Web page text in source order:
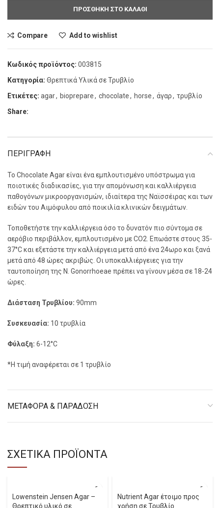
ΠΡΟΣΘΗΚΗ ΣΤΟ ΚΑΛΑΘΙ
Compare Add to wishlist
Κωδικός προϊόντος: 003815
Κατηγορία: Θρεπτικά Υλικά σε Τρυβλίο
Ετικέτες: agar, bioprepare, chocolate, horse, άγαρ, τρυβλίο
Share:
ΠΕΡΙΓΡΑΦΗ
Το Chocolate Agar είναι ένα εμπλουτισμένο υπόστρωμα για
ποιοτικές διαδικασίες, για την απομόνωση και καλλιέργεια
παθογόνων μικροοργανισμών, ιδιαίτερα της Ναϊσσέιρας και των
ειδών του Αιμόφυλου από ποικιλία κλινικών δειγμάτων.
Τοποθετήστε την καλλιέργεια όσο το δυνατόν πιο σύντομα σε
αερόβιο περιβάλλον, εμπλουτισμένο με CO2. Επωάστε στους 35-
37°C και εξετάστε την καλλιέργεια μετά από ένα 24ωρο και ξανά
μετά από 48 ώρες ακριβώς. Οι υποκαλλιέργειες για την
ταυτοποίηση της N. Gonorrhoeae πρέπει να γίνουν μέσα σε 18-24
ώρες.
Διάσταση Τρυβλίου: 90mm
Συσκευασία: 10 τρυβλία
Φύλαξη: 6-12°C
*Η τιμή αναφέρεται σε 1 τρυβλίο
ΜΕΤΑΦΟΡΑ & ΠΑΡΑΔΟΣΗ
ΣΧΕΤΙΚΑ ΠΡΟΪΟΝΤΑ
Lowenstein Jensen Agar –
Θρεπτικό υλικό σε
Nutrient Agar έτοιμο προς
χρήση σε Τρυβλίο